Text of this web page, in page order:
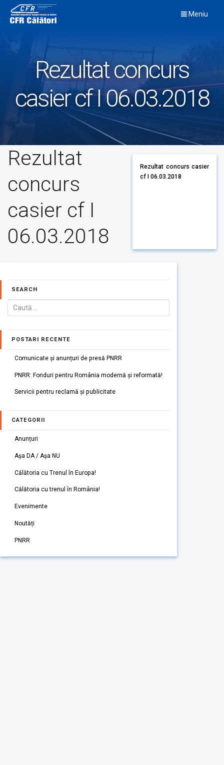
content
Meniu
Rezultat concurs
casier cf I 06.03.2018
Rezultat
concurs
casier cf I
06.03.2018
Rezultat concurs casier
cf I 06.03.2018
SEARCH
POSTARI RECENTE
Comunicate și anunțuri de presă PNRR
PNRR: Fonduri pentru România modernă și reformată!
Servicii pentru reclamă și publicitate
CATEGORII
Anunțuri
Așa DA / Așa NU
Călătoria cu Trenul în Europa!
Călătoria cu trenul în România!
Evenimente
Noutăți
PNRR